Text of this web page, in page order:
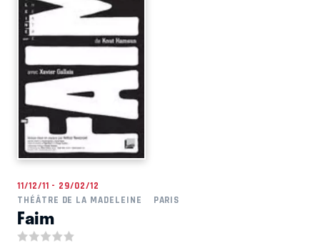
11/12/11 - 29/02/12
THÉÂTRE DE LA MADELEINE
PARIS
Faim